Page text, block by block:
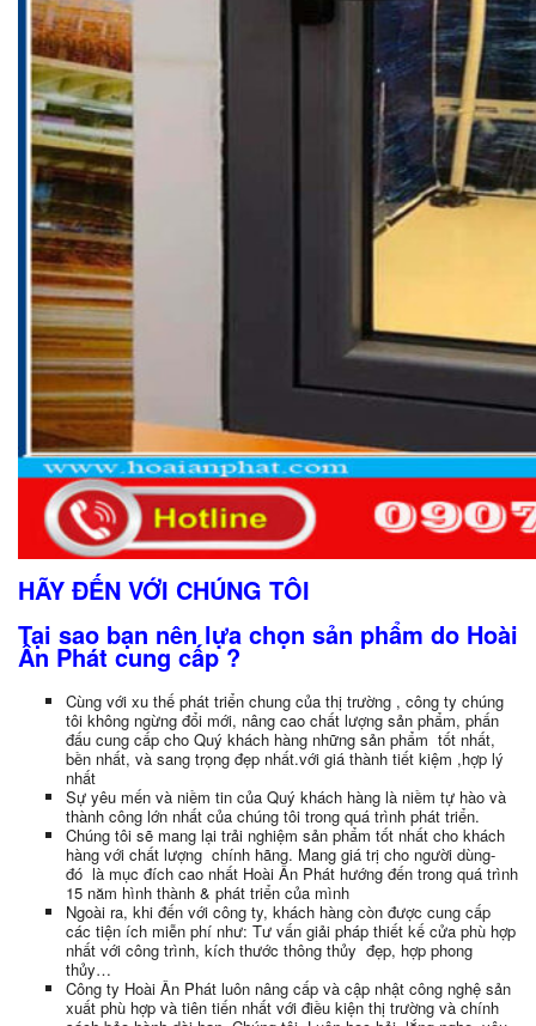
HÃY ĐẾN VỚI CHÚNG TÔI
Tại sao bạn nên lựa chọn sản phẩm do Hoài
Ân Phát cung cấp ?
Cùng với xu thế phát triển chung của thị trường , công ty chúng
tôi không ngừng đổi mới, nâng cao chất lượng sản phẩm, phấn
đấu cung cấp cho Quý khách hàng những sản phẩm tốt nhất,
bền nhất, và sang trọng đẹp nhất.với giá thành tiết kiệm ,hợp lý
nhất
Sự yêu mến và niềm tin của Quý khách hàng là niềm tự hào và
thành công lớn nhất của chúng tôi trong quá trình phát triển.
Chúng tôi sẽ mang lại trải nghiệm sản phẩm tốt nhất cho khách
hàng với chất lượng chính hãng. Mang giá trị cho người dùng-
đó là mục đích cao nhất Hoài Ân Phát hướng đến trong quá trình
15 năm hình thành & phát triển của mình
Ngoài ra, khi đến với công ty, khách hàng còn được cung cấp
các tiện ích miễn phí như: Tư vấn giải pháp thiết kế cửa phù hợp
nhất với công trình, kích thước thông thủy đẹp, hợp phong
thủy…
Công ty Hoài Ân Phát luôn nâng cấp và cập nhật công nghệ sản
xuất phù hợp và tiên tiến nhất với điều kiện thị trường và chính